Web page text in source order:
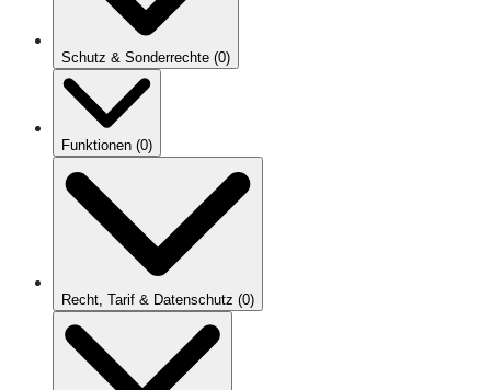
Schutz & Sonderrechte (0)
Funktionen (0)
Recht, Tarif & Datenschutz (0)